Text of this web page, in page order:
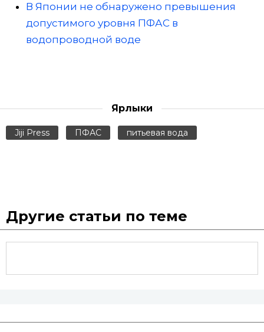
В Японии не обнаружено превышения
допустимого уровня ПФАС в
водопроводной воде
Ярлыки
Jiji Press ПФАС питьевая вода
Другие статьи по теме